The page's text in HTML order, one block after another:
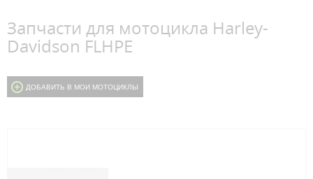
Запчасти для мотоцикла Harley-
Davidson FLHPE
ДОБАВИТЬ В МОИ МОТОЦИКЛЫ